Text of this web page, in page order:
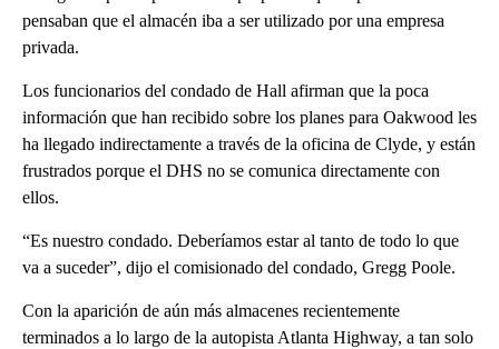
pensaban que el almacén iba a ser utilizado por una empresa
privada.
Los funcionarios del condado de Hall afirman que la poca
información que han recibido sobre los planes para Oakwood les
ha llegado indirectamente a través de la oficina de Clyde, y están
frustrados porque el DHS no se comunica directamente con
ellos.
“Es nuestro condado. Deberíamos estar al tanto de todo lo que
va a suceder”, dijo el comisionado del condado, Gregg Poole.
Con la aparición de aún más almacenes recientemente
terminados a lo largo de la autopista Atlanta Highway, a tan solo